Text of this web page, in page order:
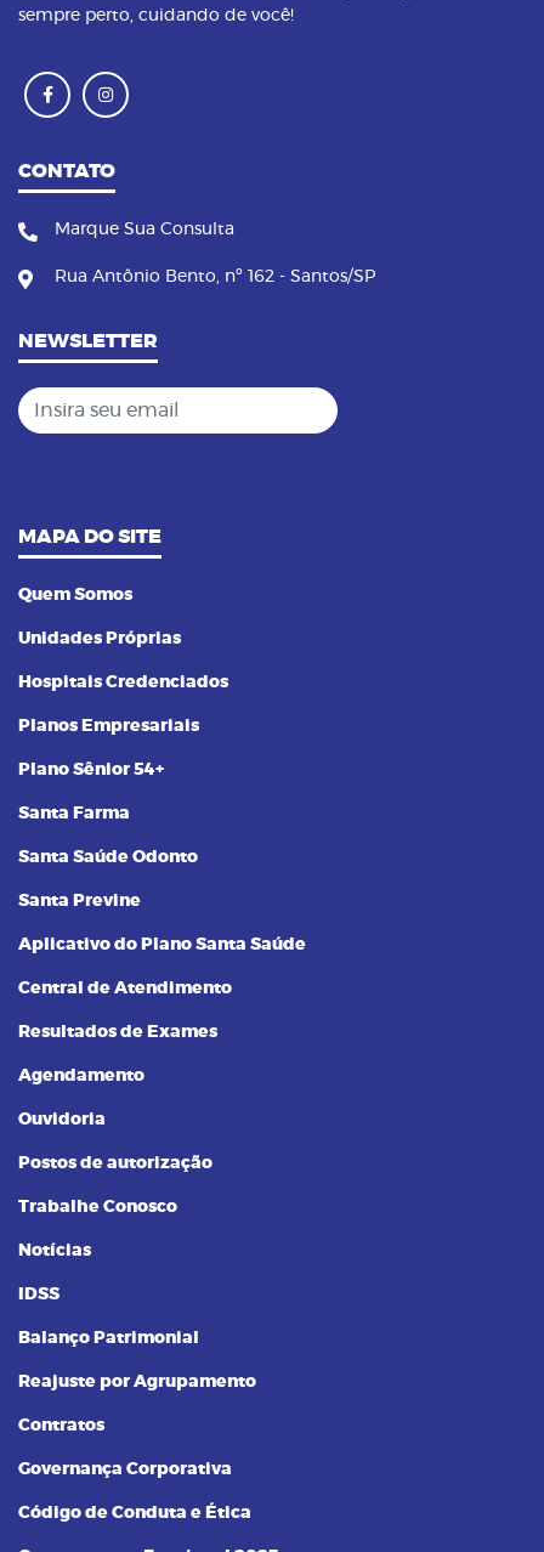
sempre perto, cuidando de você!
CONTATO
Marque Sua Consulta
Rua Antônio Bento, nº 162 - Santos/SP
NEWSLETTER
Insira seu email
MAPA DO SITE
Quem Somos
Unidades Próprias
Hospitais Credenciados
Planos Empresariais
Plano Sênior 54+
Santa Farma
Santa Saúde Odonto
Santa Previne
Aplicativo do Plano Santa Saúde
Central de Atendimento
Resultados de Exames
Agendamento
Ouvidoria
Postos de autorização
Trabalhe Conosco
Notícias
IDSS
Balanço Patrimonial
Reajuste por Agrupamento
Contratos
Governança Corporativa
Código de Conduta e Ética